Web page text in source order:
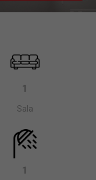
1
Sala
1